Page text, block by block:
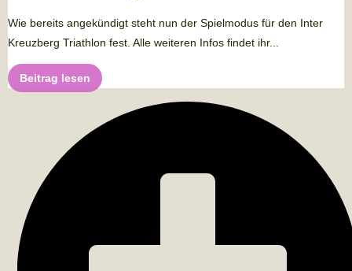
Wie bereits angekündigt steht nun der Spielmodus für den Inter
Kreuzberg Triathlon fest. Alle weiteren Infos findet ihr...
Beitrag lesen